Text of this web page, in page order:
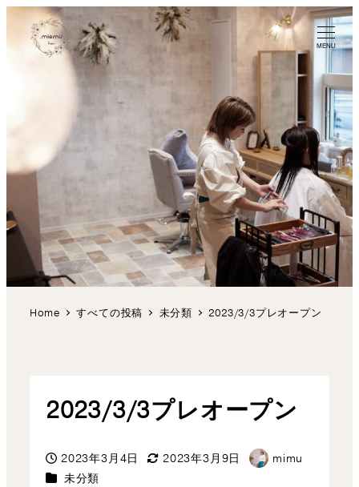
MENU
Home すべての投稿 未分類 2023/3/3プレオープン
2023/3/3プレオープン
投稿日
2023年3月4日
更新日
2023年3月9日
著
mimu
カテゴリー
未分類